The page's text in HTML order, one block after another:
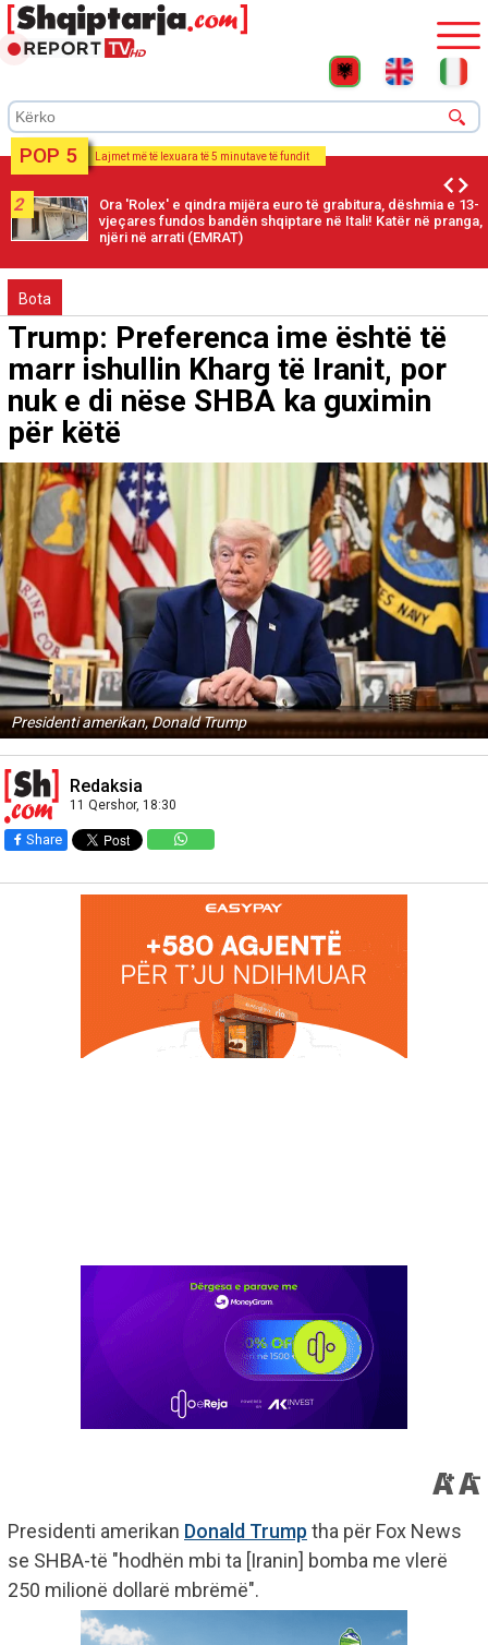
POP 5 Lajmet më të lexuara të 5 minutave të fundit
2
Ora 'Rolex' e qindra mijëra euro të grabitura, dëshmia e 13-
vjeçares fundos bandën shqiptare në Itali! Katër në pranga,
njëri në arrati (EMRAT)
Bota
Trump: Preferenca ime është të
marr ishullin Kharg të Iranit, por
nuk e di nëse SHBA ka guximin
për këtë
Presidenti amerikan, Donald Trump
Redaksia
11 Qershor, 18:30
Share
Presidenti amerikan Donald Trump tha për Fox News
se SHBA-të "hodhën mbi ta [Iranin] bomba me vlerë
250 milionë dollarë mbrëmë".